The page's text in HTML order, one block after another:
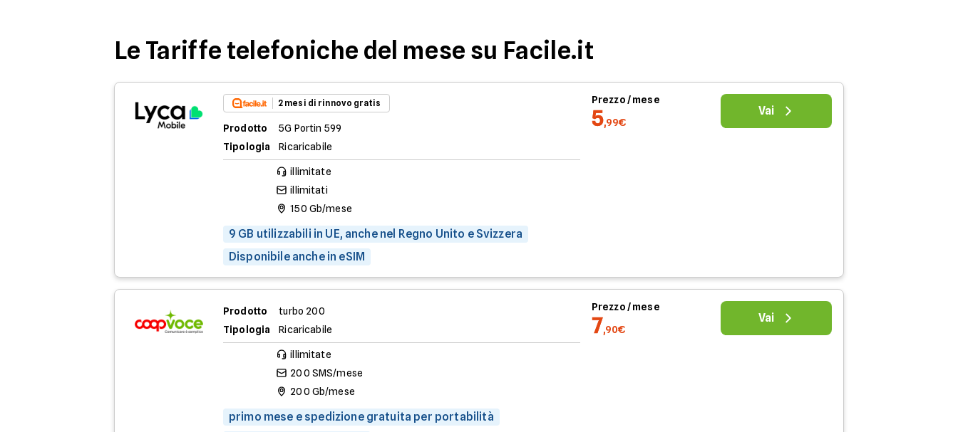
Le Tariffe telefoniche del mese su Facile.it
2 mesi di rinnovo gratis
Prodotto
5G Portin 599
Tipologia
Ricaricabile
illimitate
illimitati
150 Gb/mese
9 GB utilizzabili in UE, anche nel Regno Unito e Svizzera
Disponibile anche in eSIM
Prezzo / mese
5,99€
Vai
Prodotto
turbo 200
Tipologia
Ricaricabile
illimitate
200 SMS/mese
200 Gb/mese
primo mese e spedizione gratuita per portabilità
Prezzo / mese
7,90€
Vai